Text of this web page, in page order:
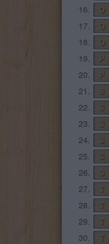
16.
O
17.
O
18.
O
19.
P
20.
P
21.
S
22.
S
23.
S
24.
S
25.
S
26.
S
27.
T
28.
T
29.
T
30.
T